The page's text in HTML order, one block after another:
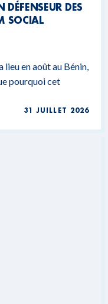
DES
SOCIAL
lieu en août au Bénin,
pourquoi cet
31 JUILLET 2026